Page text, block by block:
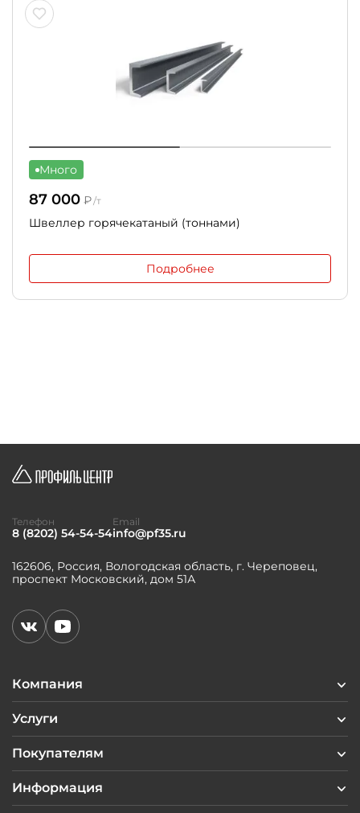
Много
87 000 ₽/т
Швеллер горячекатаный (тоннами)
Подробнее
Компания
Услуги
Покупателям
Информация
162606, Россия, Вологодская область, г. Череповец,
проспект Московский, дом 51А
Телефон
8 (8202) 54-54-54
Email
info@pf35.ru